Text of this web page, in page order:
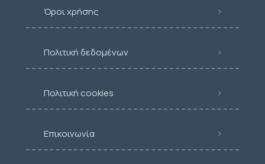
Όροι χρήσης
Πολιτική δεδομένων
Πολιτική cookies
Επικοινωνία